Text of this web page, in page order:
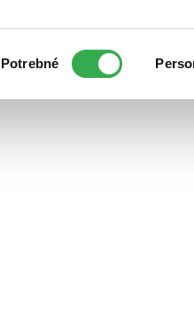
súhlasu
Potrebné